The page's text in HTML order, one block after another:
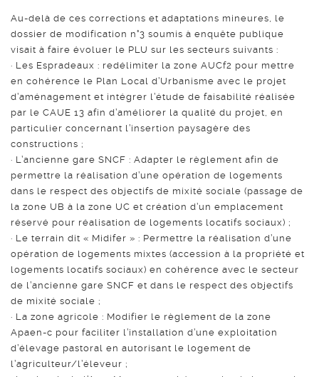
Au-delà de ces corrections et adaptations mineures, le
dossier de modification n°3 soumis à enquête publique
visait à faire évoluer le PLU sur les secteurs suivants :
· Les Espradeaux : redélimiter la zone AUCf2 pour mettre
en cohérence le Plan Local d’Urbanisme avec le projet
d’aménagement et intégrer l’étude de faisabilité réalisée
par le CAUE 13 afin d’améliorer la qualité du projet, en
particulier concernant l’insertion paysagère des
constructions ;
· L’ancienne gare SNCF : Adapter le règlement afin de
permettre la réalisation d’une opération de logements
dans le respect des objectifs de mixité sociale (passage de
la zone UB à la zone UC et création d’un emplacement
réservé pour réalisation de logements locatifs sociaux) ;
· Le terrain dit « Midifer » : Permettre la réalisation d’une
opération de logements mixtes (accession à la propriété et
logements locatifs sociaux) en cohérence avec le secteur
de l’ancienne gare SNCF et dans le respect des objectifs
de mixité sociale ;
· La zone agricole : Modifier le règlement de la zone
Apaen-c pour faciliter l’installation d’une exploitation
d’élevage pastoral en autorisant le logement de
l’agriculteur/l’éleveur ;